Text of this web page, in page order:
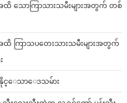
အထိ သောကြာသားသမီးများအတွက် တစ်
အထိ ကြာသပတေးသားသမီးများအတွက်
နိုင္ေသာေဒသမ်ား